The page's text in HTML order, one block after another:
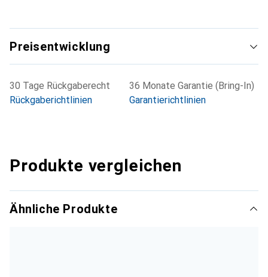
Preisentwicklung
30 Tage Rückgaberecht
Rückgaberichtlinien
36 Monate Garantie (Bring-In)
Garantierichtlinien
Produkte vergleichen
Ähnliche Produkte